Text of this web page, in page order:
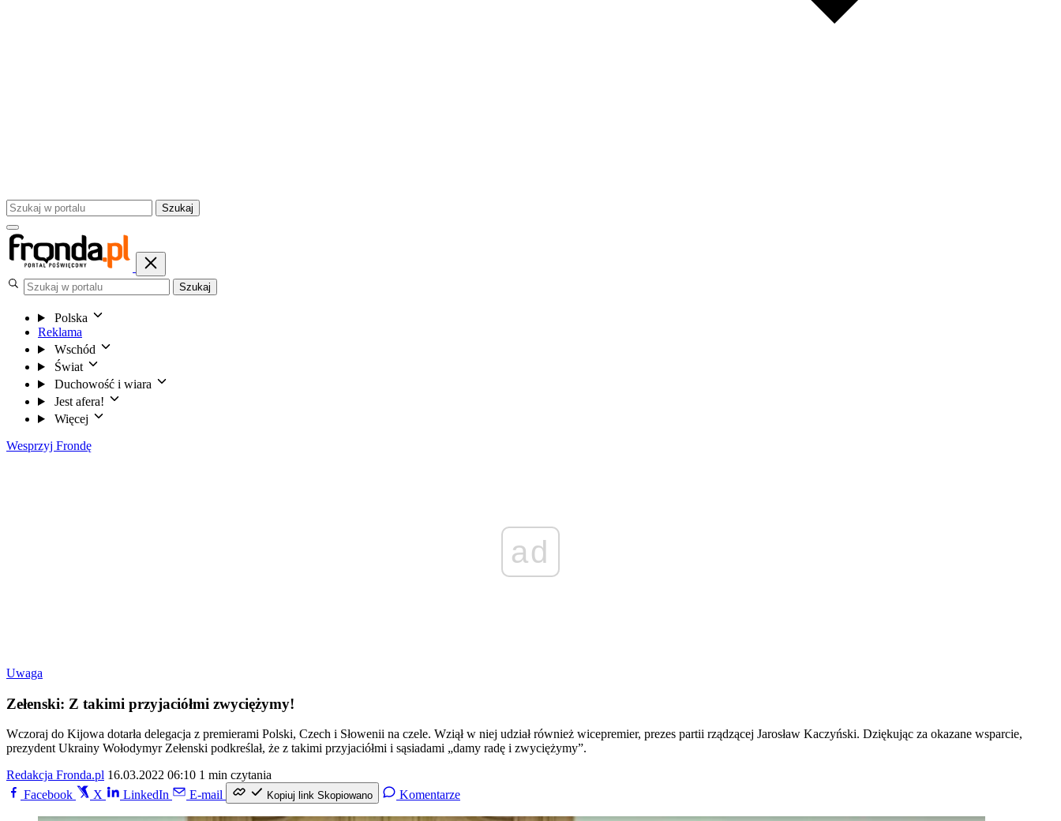
Szukaj
Szukaj
Polska
Reklama
Wschód
Świat
Duchowość i wiara
Jest afera!
Więcej
Wesprzyj Frondę
ad
Uwaga
Zełenski: Z takimi przyjaciółmi zwyciężymy!
Wczoraj do Kijowa dotarła delegacja z premierami Polski, Czech i Słowenii na czele. Wziął w niej udział również wicepremier, prezes partii rządzącej Jarosław Kaczyński. Dziękując za okazane wsparcie,
prezydent Ukrainy Wołodymyr Zełenski podkreślał, że z takimi przyjaciółmi i sąsiadami „damy radę i zwyciężymy”.
Redakcja Fronda.pl 16.03.2022 06:10 1 min czytania
Facebook
X LinkedIn E-mail Kopiuj link Skopiowano Komentarze